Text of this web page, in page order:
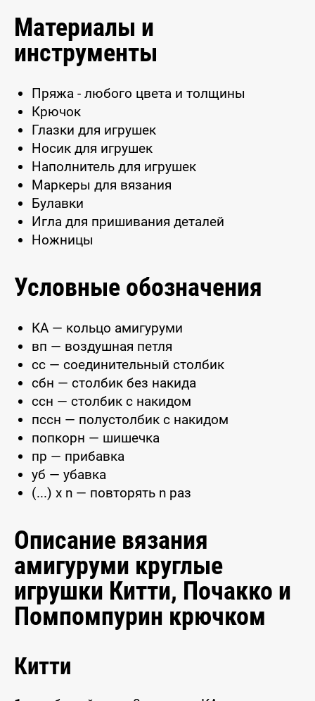
Материалы и
инструменты
Пряжа - любого цвета и толщины
Крючок
Глазки для игрушек
Носик для игрушек
Наполнитель для игрушек
Маркеры для вязания
Булавки
Игла для пришивания деталей
Ножницы
Условные обозначения
КА — кольцо амигуруми
вп — воздушная петля
сс — соединительный столбик
сбн — столбик без накида
ссн — столбик с накидом
пссн — полустолбик с накидом
попкорн — шишечка
пр — прибавка
уб — убавка
(...) x n — повторять n раз
Описание вязания
амигуруми круглые
игрушки Китти, Почакко и
Помпомпурин крючком
Китти